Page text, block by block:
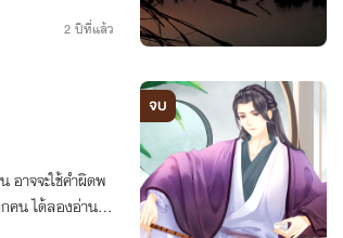
2 ปีที่แล้ว
จบ